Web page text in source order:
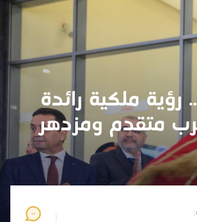
ملكية رائدة
متقدم ومزدهر